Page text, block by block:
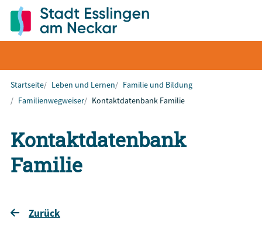
Startseite Leben und Lernen
Familie und Bildung
Familienwegweiser
Kontaktdatenbank Familie
Kontaktdatenbank
Familie
Zurück